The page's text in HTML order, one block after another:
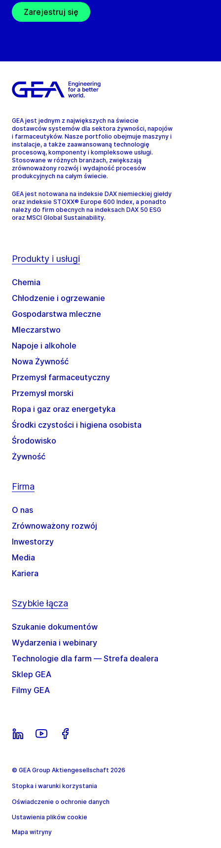
Zarejestruj się
GEA jest jednym z największych na świecie
dostawców systemów dla sektora żywności, napojów
i farmaceutyków. Nasze portfolio obejmuje maszyny i
instalacje, a także zaawansowaną technologię
procesową, komponenty i kompleksowe usługi.
Stosowane w różnych branżach, zwiększają
zrównoważony rozwój i wydajność procesów
produkcyjnych na całym świecie.
GEA jest notowana na indeksie DAX niemieckiej giełdy
oraz indeksie STOXX® Europe 600 Index, a ponadto
należy do firm obecnych na indeksach DAX 50 ESG
oraz MSCI Global Sustainability.
Produkty i usługi
Chemia
Chłodzenie i ogrzewanie
Gospodarstwa mleczne
Mleczarstwo
Napoje i alkohole
Nowa Żywność
Przemysł farmaceutyczny
Przemysł morski
Ropa i gaz oraz energetyka
Środki czystości i higiena osobista
Środowisko
Żywność
Firma
O nas
Zrównoważony rozwój
Inwestorzy
Media
Kariera
Szybkie łącza
Szukanie dokumentów
Wydarzenia i webinary
Technologie dla farm — Strefa dealera
Sklep GEA
Filmy GEA
© GEA Group Aktiengesellschaft 2026
Stopka i warunki korzystania
Oświadczenie o ochronie danych
Ustawienia plików cookie
Mapa witryny